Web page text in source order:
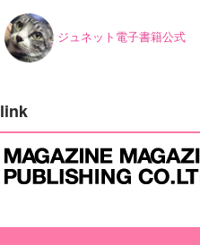
ジュネット電子書籍公式
link